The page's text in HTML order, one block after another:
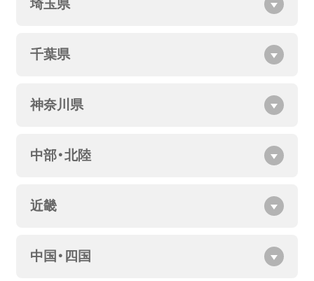
埼玉県
千葉県
神奈川県
中部・北陸
近畿
中国・四国